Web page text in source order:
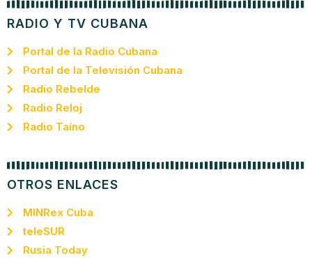
RADIO Y TV CUBANA
Portal de la Radio Cubana
Portal de la Televisión Cubana
Radio Rebelde
Radio Reloj
Radio Taíno
OTROS ENLACES
MINRex Cuba
teleSUR
Rusia Today